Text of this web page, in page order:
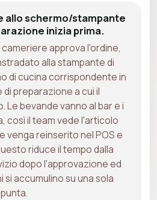
allo schermo/stampante
inizia prima.
approva l'ordine,
alla stampante di
di cucina corrispondente in
preparazione a cui il
bevande vanno al bar e i
così il team vede l'articolo
venga reinserito nel POS e
riduce il tempo dalla
dopo l'approvazione ed
accumulino su una sola